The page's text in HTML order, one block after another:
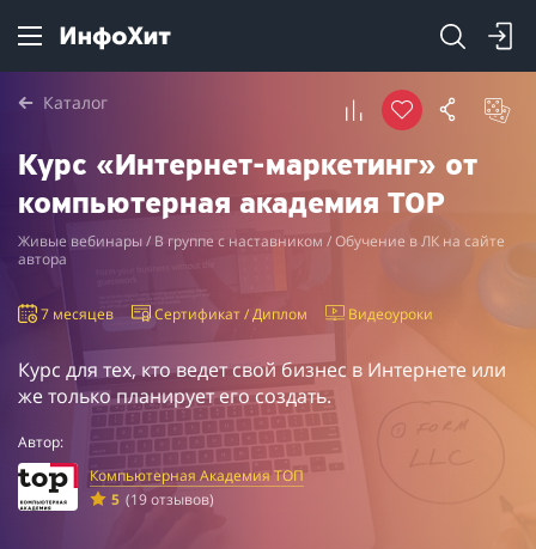
Каталог
Курс «Интернет-маркетинг» от
компьютерная академия TOP
Живые вебинары / В группе с наставником / Обучение в ЛК на сайте
автора
7 месяцев Сертификат / Диплом Видеоуроки
Курс для тех, кто ведет свой бизнес в Интернете или
же только планирует его создать.
Автор:
Компьютерная Академия ТОП
5 (19 отзывов)